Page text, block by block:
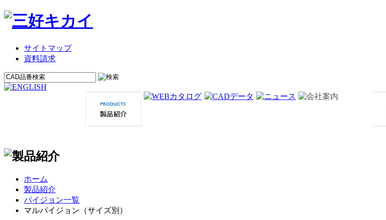
サイトマップ
資料請求
ホーム
製品紹介
パイジョン一覧
マルパイジョン（サイズ別）